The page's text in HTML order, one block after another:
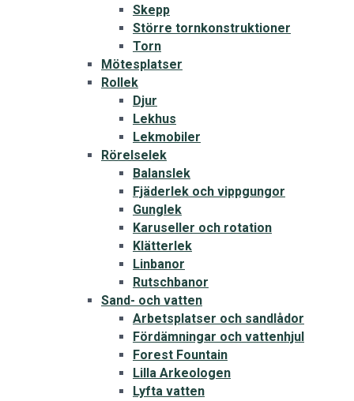
Skepp
Större tornkonstruktioner
Torn
Mötesplatser
Rollek
Djur
Lekhus
Lekmobiler
Rörelselek
Balanslek
Fjäderlek och vippgungor
Gunglek
Karuseller och rotation
Klätterlek
Linbanor
Rutschbanor
Sand- och vatten
Arbetsplatser och sandlådor
Fördämningar och vattenhjul
Forest Fountain
Lilla Arkeologen
Lyfta vatten